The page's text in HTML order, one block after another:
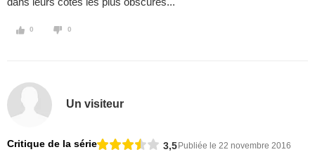
0 0
Un visiteur
Critique de la série 3,5 Publiée le 22 novembre 2016